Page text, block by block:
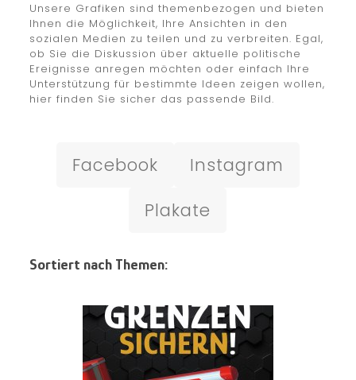
Unsere Grafiken sind themenbezogen und bieten
Ihnen die Möglichkeit, Ihre Ansichten in den
sozialen Medien zu teilen und zu verbreiten. Egal,
ob Sie die Diskussion über aktuelle politische
Ereignisse anregen möchten oder einfach Ihre
Unterstützung für bestimmte Ideen zeigen wollen,
hier finden Sie sicher das passende Bild.
Facebook
Instagram
Plakate
Sortiert nach Themen: